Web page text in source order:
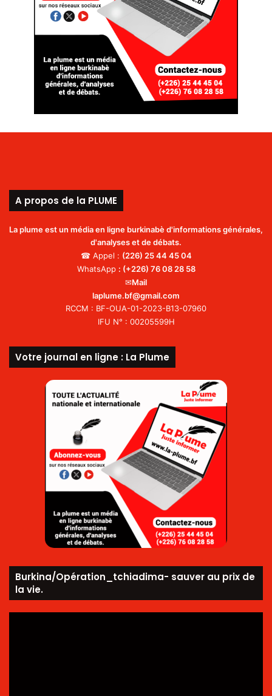
A propos de la PLUME
La plume est un média en ligne burkinabè d'informations générales,
d'analyses et de débats.
☎ Appel : (226) 25 44 45 04
WhatsApp : (+226) 76 08 28 58
✉Mail
laplume.bf@gmail.com
RCCM : BF-OUA-01-2023-B13-07960
IFU N° : 00205599H
Votre journal en ligne : La Plume
Burkina/Opération_tchiadima- sauver au prix de
la vie.